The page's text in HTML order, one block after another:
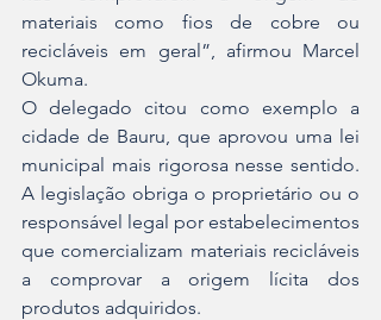
materiais como fios de cobre ou
recicláveis em geral”, afirmou Marcel
Okuma.
O delegado citou como exemplo a
cidade de Bauru, que aprovou uma lei
municipal mais rigorosa nesse sentido.
A legislação obriga o proprietário ou o
responsável legal por estabelecimentos
que comercializam materiais recicláveis
a comprovar a origem lícita dos
produtos adquiridos.